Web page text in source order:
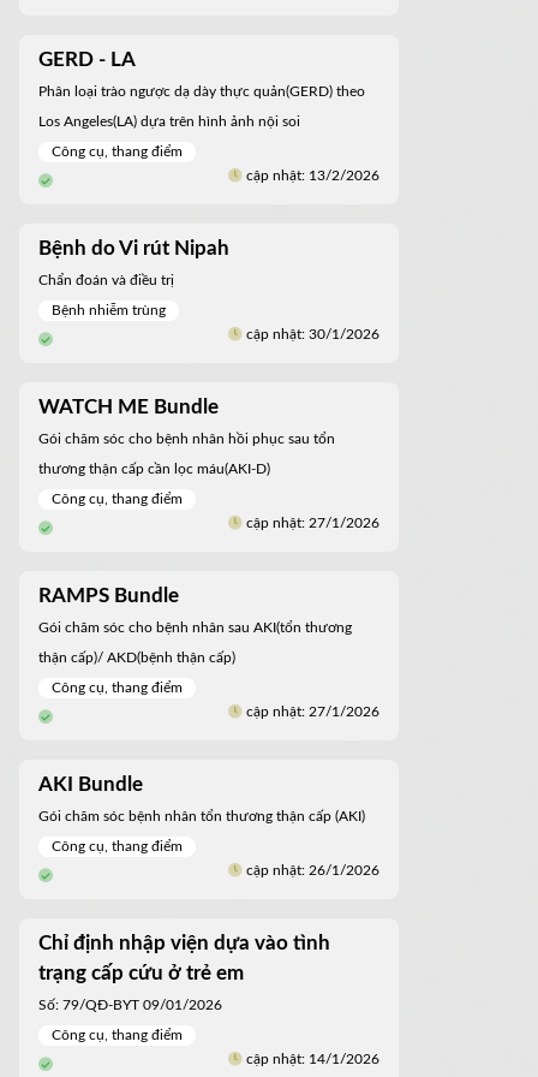
GERD - LA
Phân loại trào ngược dạ dày thực quản(GERD) theo
Los Angeles(LA) dựa trên hình ảnh nội soi
Công cụ, thang điểm
cập nhật: 13/2/2026
Bệnh do Vi rút Nipah
Chẩn đoán và điều trị
Bệnh nhiễm trùng
cập nhật: 30/1/2026
WATCH ME Bundle
Gói chăm sóc cho bệnh nhân hồi phục sau tổn
thương thận cấp cần lọc máu(AKI-D)
Công cụ, thang điểm
cập nhật: 27/1/2026
RAMPS Bundle
Gói chăm sóc cho bệnh nhân sau AKI(tổn thương
thận cấp)/ AKD(bệnh thận cấp)
Công cụ, thang điểm
cập nhật: 27/1/2026
AKI Bundle
Gói chăm sóc bệnh nhân tổn thương thận cấp (AKI)
Công cụ, thang điểm
cập nhật: 26/1/2026
Chỉ định nhập viện dựa vào tình
trạng cấp cứu ở trẻ em
Số: 79/QĐ-BYT 09/01/2026
Công cụ, thang điểm
cập nhật: 14/1/2026